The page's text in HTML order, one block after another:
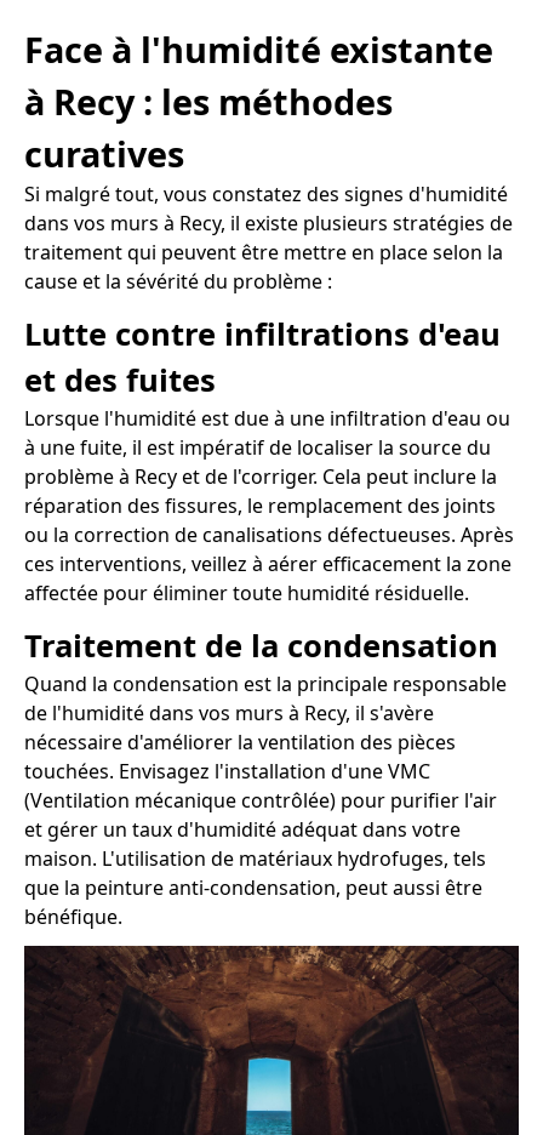
Face à l'humidité existante
à Recy : les méthodes
curatives
Si malgré tout, vous constatez des signes d'humidité
dans vos murs à Recy, il existe plusieurs stratégies de
traitement qui peuvent être mettre en place selon la
cause et la sévérité du problème :
Lutte contre infiltrations d'eau
et des fuites
Lorsque l'humidité est due à une infiltration d'eau ou
à une fuite, il est impératif de localiser la source du
problème à Recy et de l'corriger. Cela peut inclure la
réparation des fissures, le remplacement des joints
ou la correction de canalisations défectueuses. Après
ces interventions, veillez à aérer efficacement la zone
affectée pour éliminer toute humidité résiduelle.
Traitement de la condensation
Quand la condensation est la principale responsable
de l'humidité dans vos murs à Recy, il s'avère
nécessaire d'améliorer la ventilation des pièces
touchées. Envisagez l'installation d'une VMC
(Ventilation mécanique contrôlée) pour purifier l'air
et gérer un taux d'humidité adéquat dans votre
maison. L'utilisation de matériaux hydrofuges, tels
que la peinture anti-condensation, peut aussi être
bénéfique.